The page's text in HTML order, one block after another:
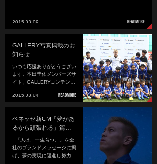
2015.03.09
GALLERY写真掲載のお
知らせ
いつも応援ありがとうござい
ます。本田圭佑メンバーズサ
イト、GALLERYコンテン…
2015.03.04
ベネッセ新CM「夢があ
るから頑張れる」篇…
「人は、一生育つ。」を全
社のブランドメッセージに掲
げ、夢の実現に邁進し努力…